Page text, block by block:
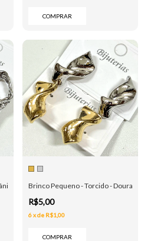
COMPRAR
- Dourado e Prata
Brinco Pequeno - Torcido - Dourado
R$5,00
6xde R$1,00
COMPRAR